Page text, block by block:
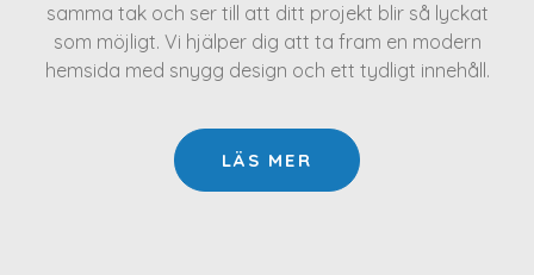
samma tak och ser till att ditt projekt blir så lyckat
som möjligt. Vi hjälper dig att ta fram en modern
hemsida med snygg design och ett tydligt innehåll.
LÄS MER